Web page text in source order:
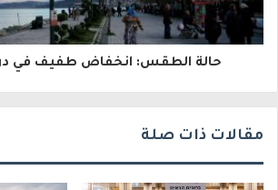
و
حالة الطقس: انخفاض طفيف في
مقالات ذات صلة